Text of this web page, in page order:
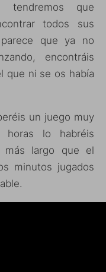
tendremos que
todos sus
que ya no
encontráis
que ni se os había
un juego muy
lo habréis
más largo que el
minutos jugados